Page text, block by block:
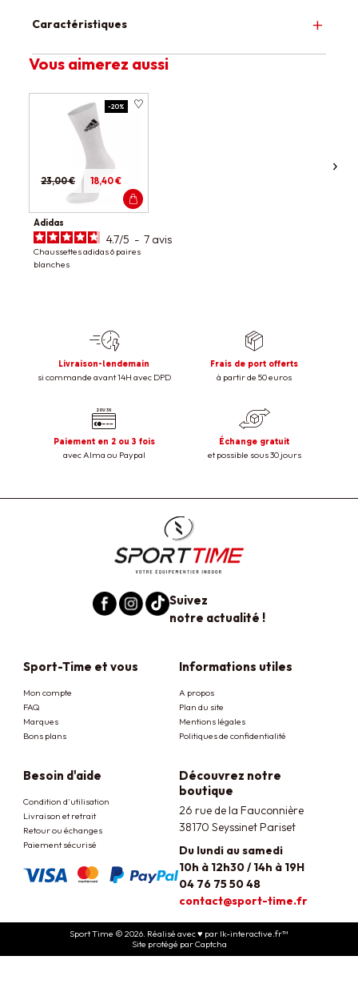
Caractéristiques
Vous aimerez aussi
23,00 € 18,40 €
-20%
Adidas
4.7/5 - 7 avis
Chaussettes adidas 6 paires
blanches
Livraison-lendemain
si commande avant 14H avec DPD
Frais de port offerts
à partir de 50 euros
Paiement en 2 ou 3 fois
avec Alma ou Paypal
Échange gratuit
et possible sous 30 jours
Suivez
notre actualité !
Sport-Time et vous
Mon compte
FAQ
Marques
Bons plans
Informations utiles
A propos
Plan du site
Mentions légales
Politiques de confidentialité
Besoin d'aide
Condition d'utilisation
Livraison et retrait
Retour ou échanges
Paiement sécurisé
Découvrez notre
boutique
26 rue de la Fauconnière
38170 Seyssinet Pariset
Du lundi au samedi
10h à 12h30 / 14h à 19H
04 76 75 50 48
contact@sport-time.fr
Sport Time © 2026. Réalisé avec ♥ par lk-interactive.fr™
Site protégé par Captcha